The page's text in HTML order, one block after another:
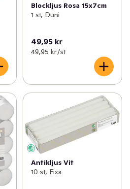
Blockljus Rosa 15x7cm
1 st, Duni
49,95 kr
49,95 kr /st
Antikljus Vit
10 st, Fixa